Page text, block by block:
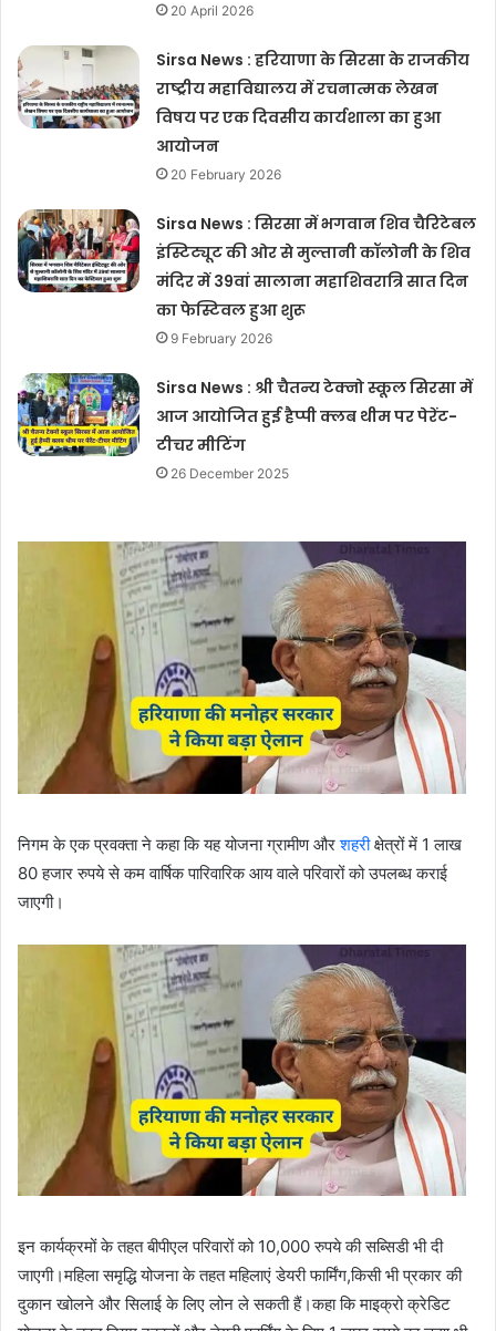
20 April 2026
Sirsa News : हरियाणा के सिरसा के राजकीय
राष्ट्रीय महाविद्यालय में रचनात्मक लेखन
विषय पर एक दिवसीय कार्यशाला का हुआ
आयोजन
20 February 2026
Sirsa News : सिरसा में भगवान शिव चैरिटेबल
इंस्टिट्यूट की ओर से मुल्तानी कॉलोनी के शिव
मंदिर में 39वां सालाना महाशिवरात्रि सात दिन
का फेस्टिवल हुआ शुरू
9 February 2026
Sirsa News : श्री चैतन्य टेक्नो स्कूल सिरसा में
आज आयोजित हुई हैप्पी क्लब थीम पर पेरेंट-
टीचर मीटिंग
26 December 2025
निगम के एक प्रवक्ता ने कहा कि यह योजना ग्रामीण औरशहरीक्षेत्रों में 1 लाख
80 हजार रुपये से कम वार्षिक पारिवारिक आय वाले परिवारों को उपलब्ध कराई
जाएगी।
इन कार्यक्रमों के तहत बीपीएल परिवारों को 10,000 रुपये की सब्सिडी भी दी
जाएगी।महिला समृद्धि योजना के तहत महिलाएं डेयरी फार्मिंग,किसी भी प्रकार की
दुकान खोलने और सिलाई के लिए लोन ले सकती हैं।कहा कि माइक्रो क्रेडिट